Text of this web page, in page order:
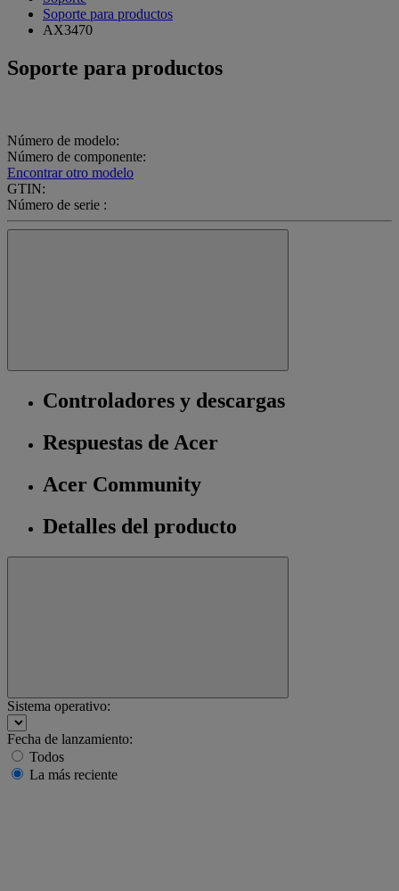
Soporte para productos
AX3470
Soporte para productos
Número de modelo:
Número de componente:
Encontrar otro modelo
GTIN:
Número de serie :
Controladores y descargas
Respuestas de Acer
Acer Community
Detalles del producto
Sistema operativo:
Fecha de lanzamiento:
Todos
La más reciente